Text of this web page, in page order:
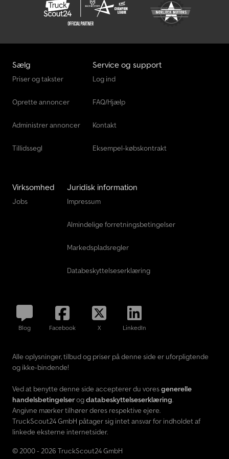
Sælg
Priser og takster
Oprette annoncer
Administrer annoncer
Tillidssegl
Service og support
Log ind
FAQ/Hjælp
Kontakt
Eksempel-købskontrakt
Virksomhed
Jobs
Juridisk information
Impressum
Almindelige forretningsbetingelser
Markedspladsregler
Databeskyttelseserklæring
Blog Facebook X LinkedIn
Alle oplysninger, tilbud og priser på denne side er uforpligtende
og ikke-bindende!
Ved at benytte denne side accepterer du voresgenerelle
handelsbetingelserogdatabeskyttelseserklæring.
Angivne mærker tilhører deres respektive ejere.
TruckScout24 GmbH påtager sig intet ansvar for indholdet af
linkede eksterne internetsider.
© 2000 - 2026 TruckScout24 GmbH